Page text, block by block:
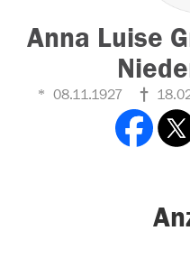
Anna Luise
08.11.1927